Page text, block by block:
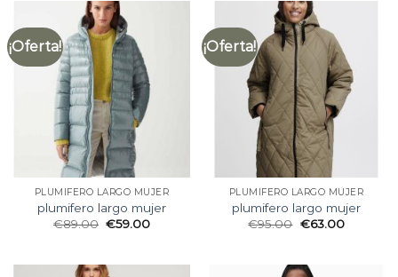
¡Oferta!
PLUMIFERO LARGO MUJER
plumifero largo mujer
€89.00 €59.00
¡Oferta!
PLUMIFERO LARGO MUJER
plumifero largo mujer
€95.00 €63.00